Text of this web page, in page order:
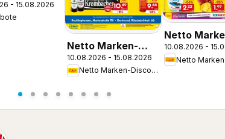
- 15.08.2026
Netto Marken-
Discount Prospekt
Dortmund
10.08.2026 - 15.08.2026
Netto Marken-Discount
Netto
Discount
Stadtlohn
10.08.2026 -